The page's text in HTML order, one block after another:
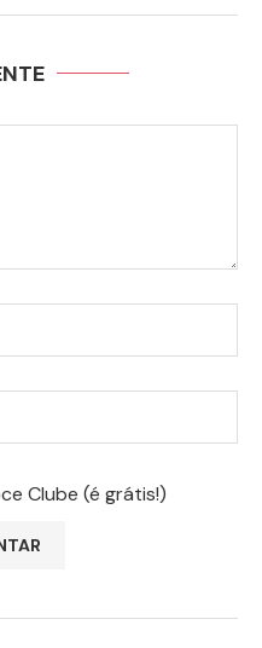
Clube (é grátis!)